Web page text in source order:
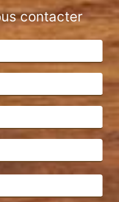
contacter